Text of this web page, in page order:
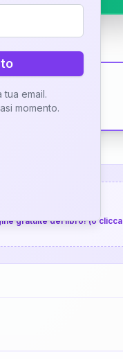
gratuite del libro! (o clicca
email.
momento.